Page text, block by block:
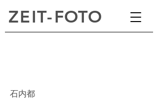
ZEIT-FOTO
石内都